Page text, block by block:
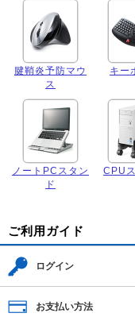
腱鞘炎予防マウ
ス
キー
ノートPCスタン
ド
CPU
ご利用ガイド
ログイン
お支払い方法